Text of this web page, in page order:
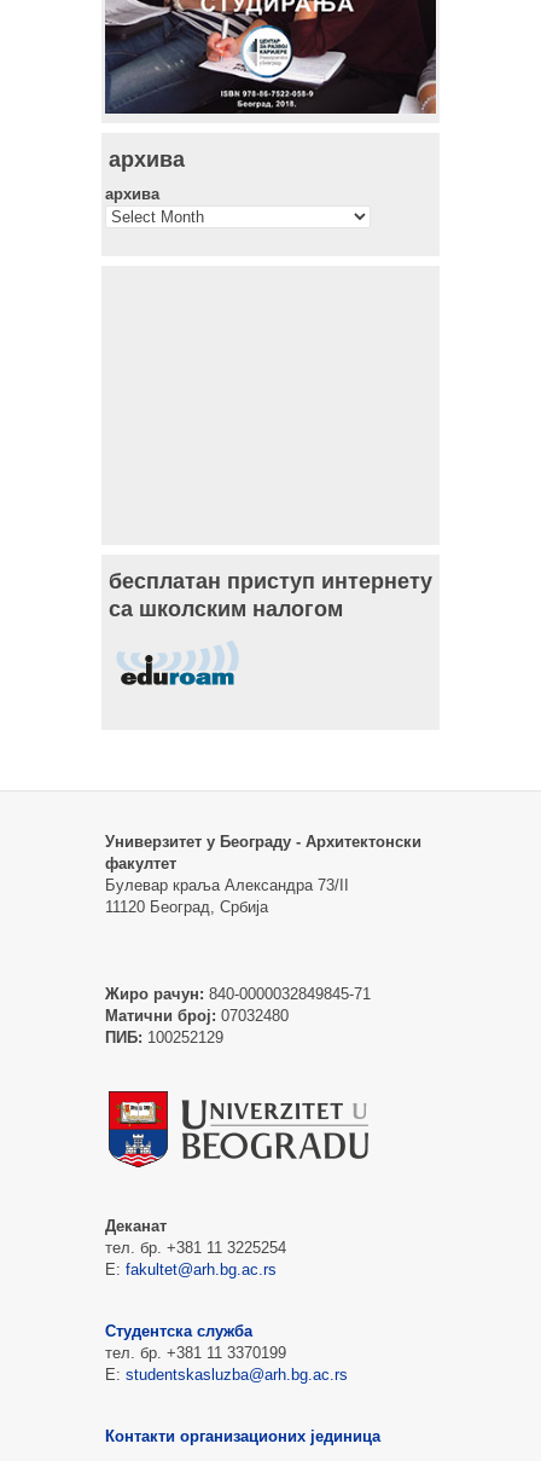
архива
архива
бесплатан приступ интернету
са школским налогом
Универзитет у Београду - Архитектонски
факултет
Булевар краља Александра 73/II
11120 Београд, Србија
Жиро рачун: 840-0000032849845-71
Матични број: 07032480
ПИБ: 100252129
Деканат
тел. бр. +381 11 3225254
Е: fakultet@arh.bg.ac.rs
Студентска служба
тел. бр. +381 11 3370199
Е: studentskasluzba@arh.bg.ac.rs
Контакти организационих јединица